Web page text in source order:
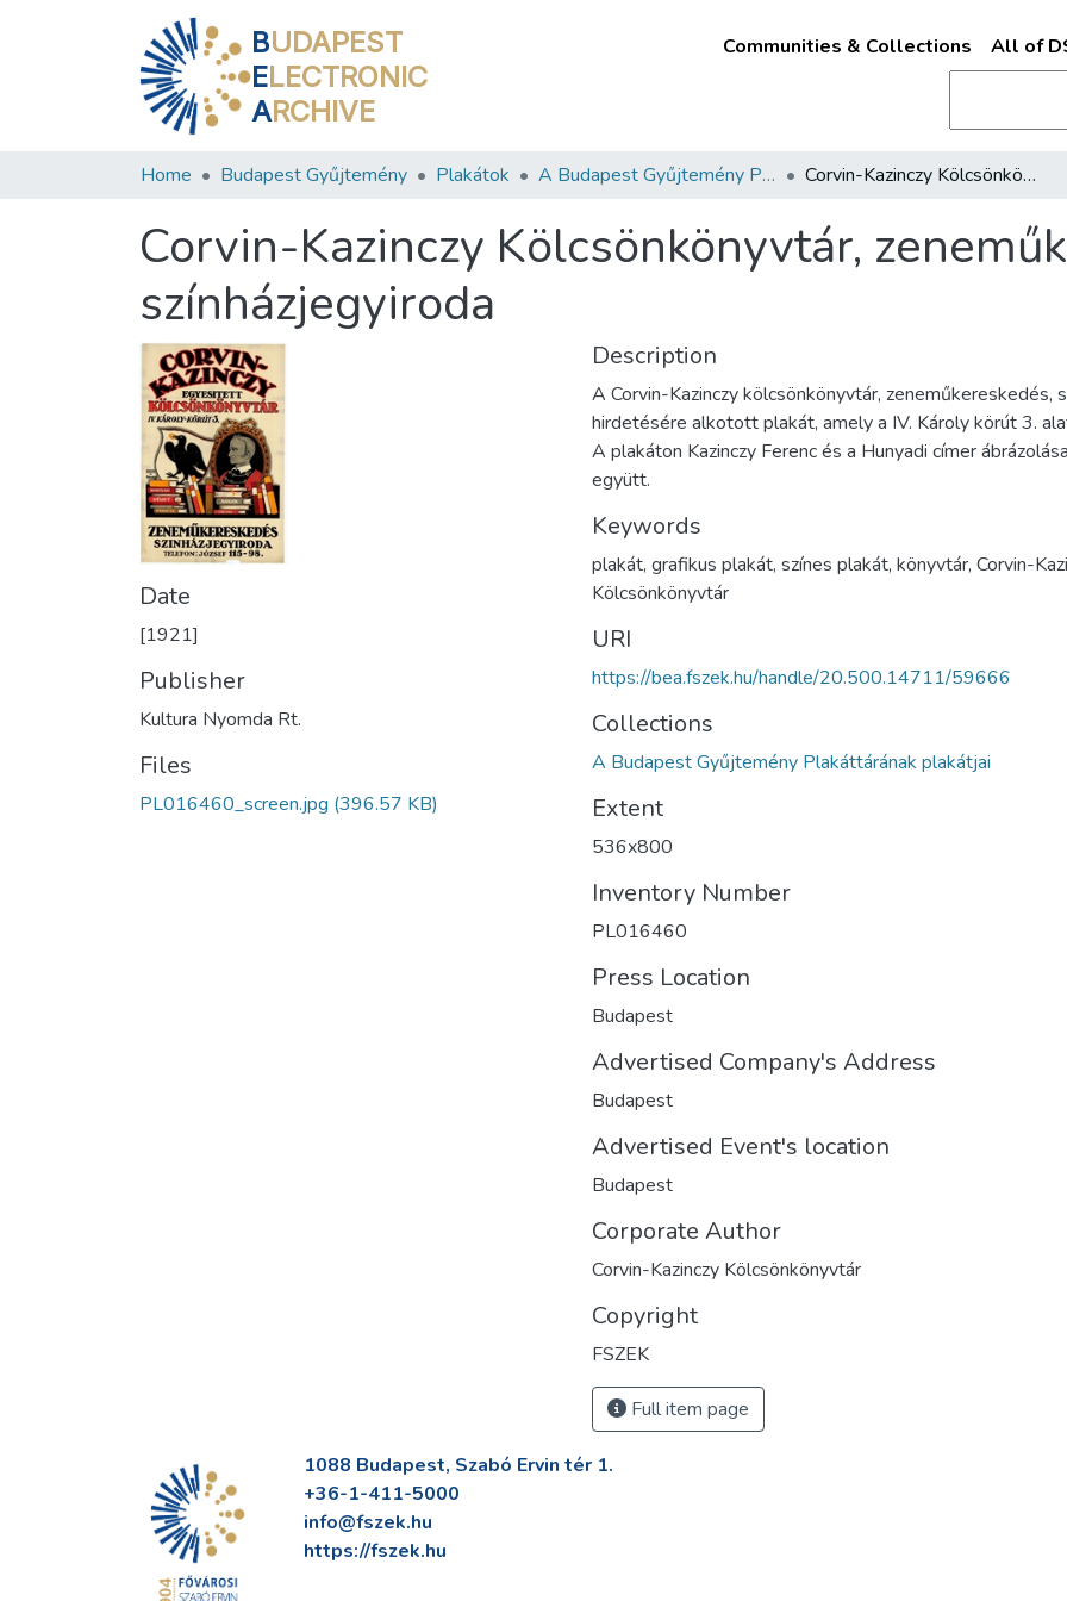
BUDAPEST
ELECTRONIC
ARCHIVE
Communities & Collections All of
Home Budapest Gyűjtemény Plakátok A Budapest Gyűjtemény Plakáttárának plakátjai Corvin-Kazinczy Kölcsönkönyvtár, zeneműkereskedés, színházjegyiroda
Corvin-Kazinczy Kölcsönkönyvtár,
színházjegyiroda
Date
[1921]
Publisher
Kultura Nyomda Rt.
Files
PL016460_screen.jpg (396.57 KB)
Description
A Corvin-Kazinczy kölcsönkönyvtár, zeneműkereskedés,
hirdetésére alkotott plakát, amely a IV. Károly körút 3.
A plakáton Kazinczy Ferenc és a Hunyadi címer
együtt.
Keywords
plakát, grafikus plakát, színes plakát, könyvtár, Corvin-
Kölcsönkönyvtár
URI
https://bea.fszek.hu/handle/20.500.14711/59666
Collections
A Budapest Gyűjtemény Plakáttárának plakátjai
Extent
536x800
Inventory Number
PL016460
Press Location
Budapest
Advertised Company's Address
Budapest
Advertised Event's location
Budapest
Corporate Author
Corvin-Kazinczy Kölcsönkönyvtár
Copyright
FSZEK
Full item page
1088 Budapest, Szabó Ervin tér 1.
+36-1-411-5000
info@fszek.hu
https://fszek.hu